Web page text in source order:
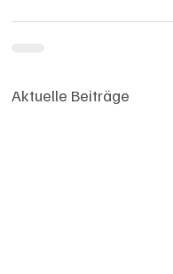
Aktuelle Beiträge